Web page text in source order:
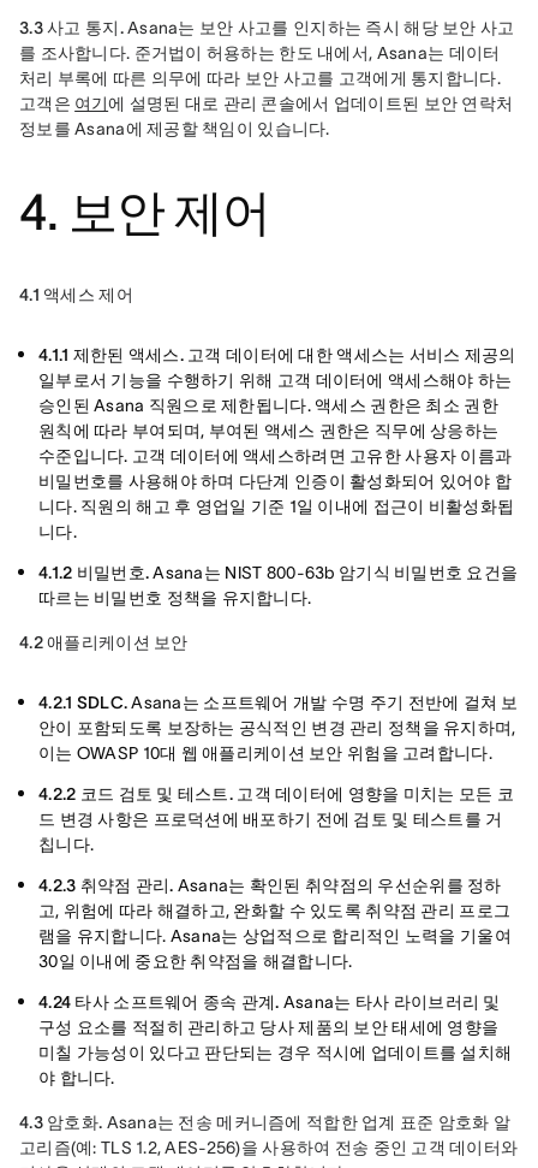
3.3 사고 통지. Asana는 보안 사고를 인지하는 즉시 해당 보안 사고
를 조사합니다. 준거법이 허용하는 한도 내에서, Asana는 데이터
처리 부록에 따른 의무에 따라 보안 사고를 고객에게 통지합니다.
고객은 여기에 설명된 대로 관리 콘솔에서 업데이트된 보안 연락처
정보를 Asana에 제공할 책임이 있습니다.
4. 보안 제어
4.1 액세스 제어
4.1.1 제한된 액세스.고객 데이터에 대한 액세스는 서비스 제공의
일부로서 기능을 수행하기 위해 고객 데이터에 액세스해야 하는
승인된 Asana 직원으로 제한됩니다. 액세스 권한은 최소 권한
원칙에 따라 부여되며, 부여된 액세스 권한은 직무에 상응하는
수준입니다. 고객 데이터에 액세스하려면 고유한 사용자 이름과
비밀번호를 사용해야 하며 다단계 인증이 활성화되어 있어야 합
니다. 직원의 해고 후 영업일 기준 1일 이내에 접근이 비활성화됩
니다.
4.1.2 비밀번호.Asana는 NIST 800-63b 암기식 비밀번호 요건을
따르는 비밀번호 정책을 유지합니다.
4.2 애플리케이션 보안
4.2.1 SDLC.Asana는 소프트웨어 개발 수명 주기 전반에 걸쳐 보
안이 포함되도록 보장하는 공식적인 변경 관리 정책을 유지하며,
이는 OWASP 10대 웹 애플리케이션 보안 위험을 고려합니다.
4.2.2 코드 검토 및 테스트. 고객 데이터에 영향을 미치는 모든 코
드 변경 사항은 프로덕션에 배포하기 전에 검토 및 테스트를 거
칩니다.
4.2.3 취약점 관리. Asana는 확인된 취약점의 우선순위를 정하
고, 위험에 따라 해결하고, 완화할 수 있도록 취약점 관리 프로그
램을 유지합니다. Asana는 상업적으로 합리적인 노력을 기울여
30일 이내에 중요한 취약점을 해결합니다.
4.24 타사 소프트웨어 종속 관계. Asana는 타사 라이브러리 및
구성 요소를 적절히 관리하고 당사 제품의 보안 태세에 영향을
미칠 가능성이 있다고 판단되는 경우 적시에 업데이트를 설치해
야 합니다.
4.3 암호화. Asana는 전송 메커니즘에 적합한 업계 표준 암호화 알
고리즘(예: TLS 1.2, AES-256)을 사용하여 전송 중인 고객 데이터와